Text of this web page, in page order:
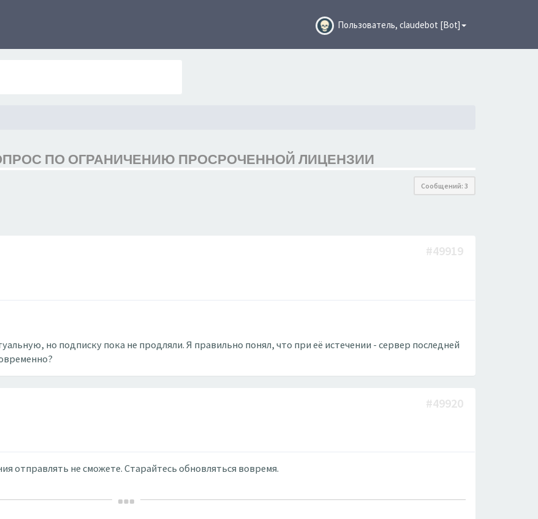
Пользователь, claudebot [Bot]
ПО ОГРАНИЧЕНИЮ ПРОСРОЧЕННОЙ ЛИЦЕНЗИИ
Сообщений: 3
#49919
но подписку пока не продляли. Я правильно понял, что при её истечении - сервер последней
#49920
отправлять не сможете. Старайтесь обновляться вовремя.